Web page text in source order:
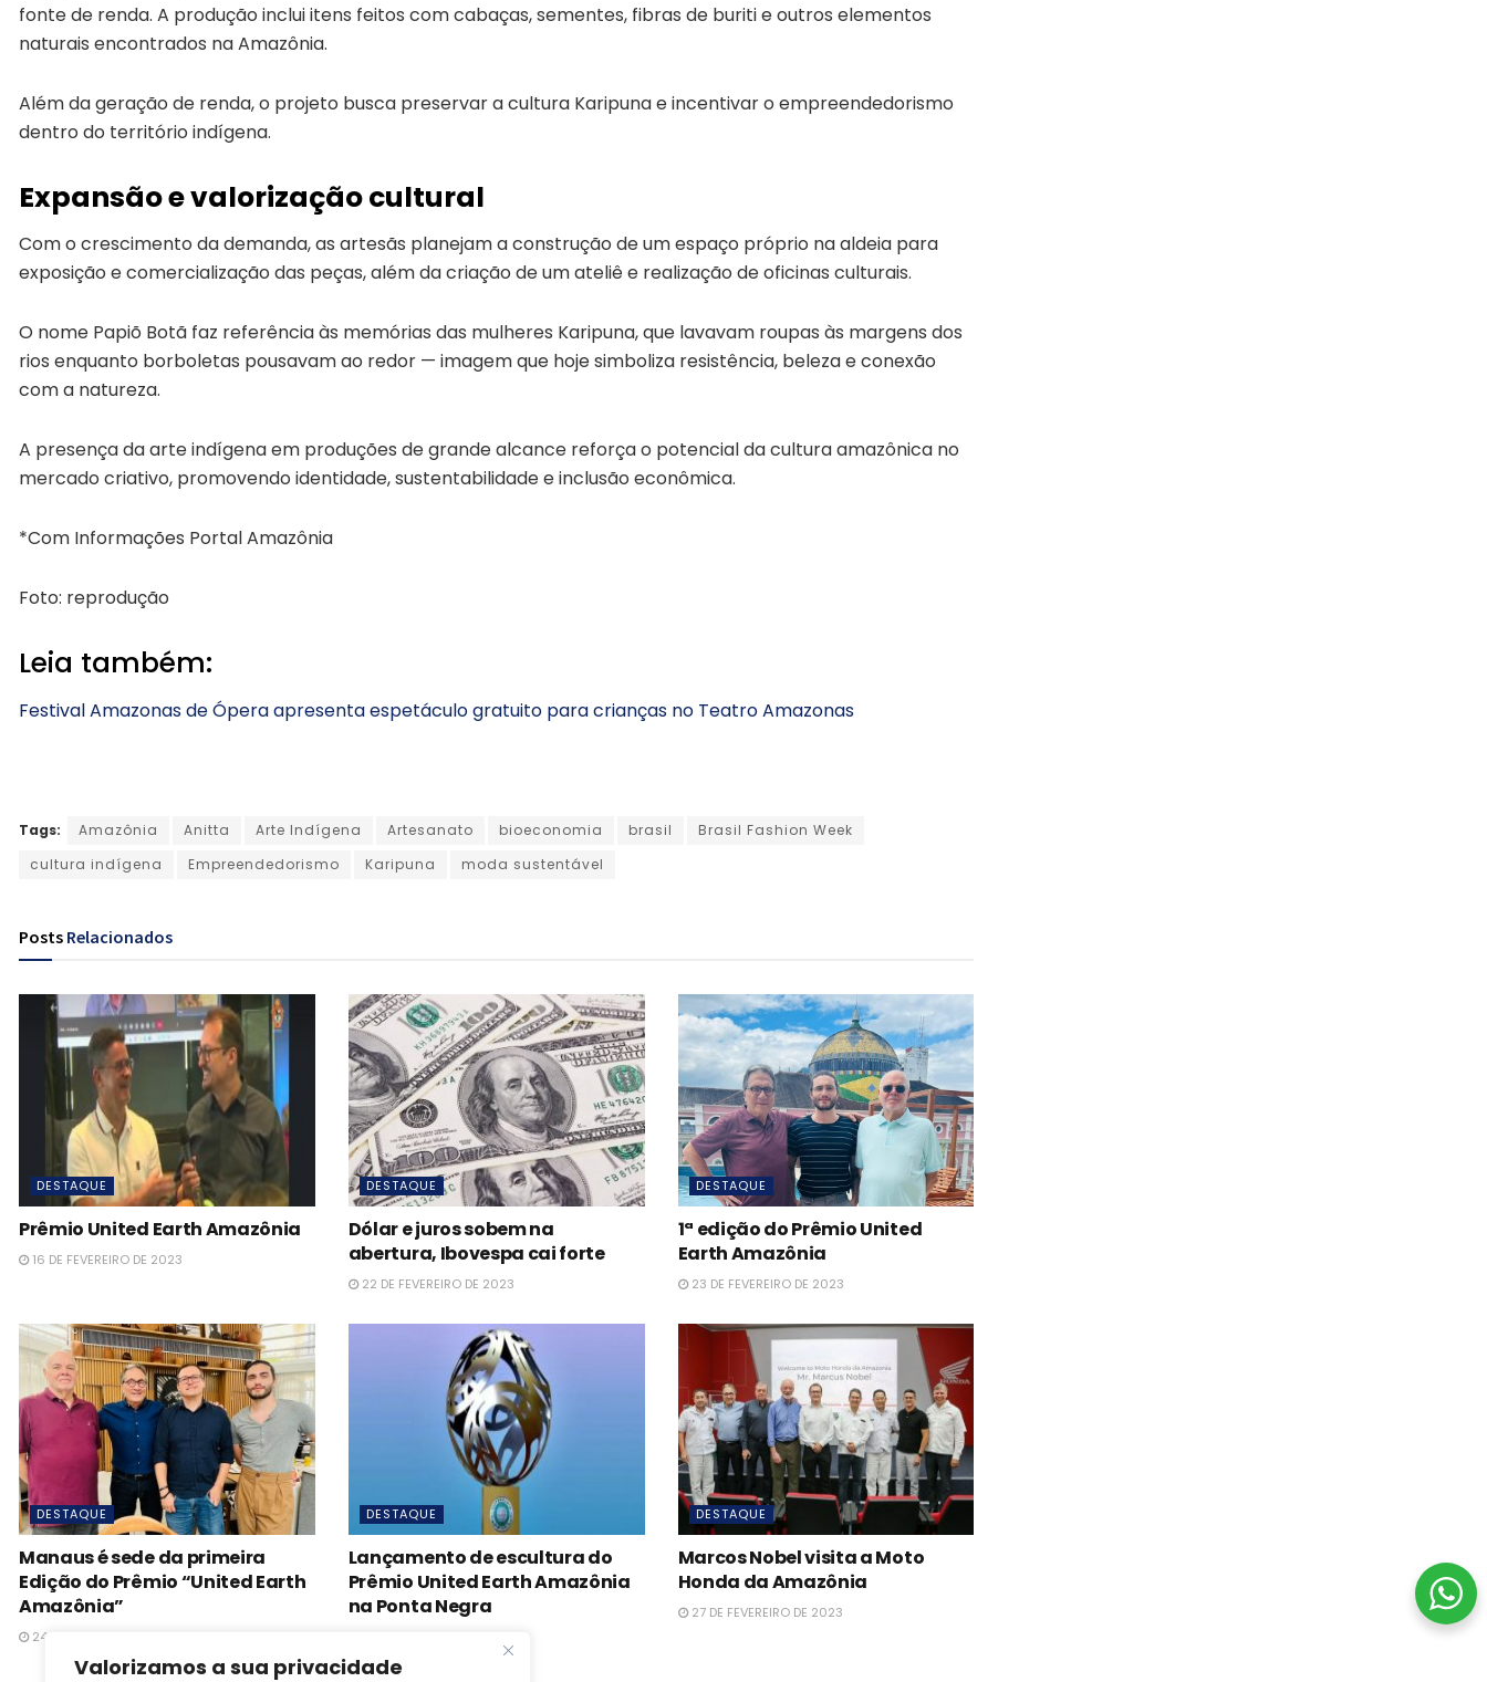
Valorizamos a sua privacidade
fonte de renda. A produção inclui itens feitos com cabaças, sementes, fibras de buriti e outros elementos
naturais encontrados na Amazônia.
Além da geração de renda, o projeto busca preservar a cultura Karipuna e incentivar o empreendedorismo
dentro do território indígena.
Expansão e valorização cultural
Com o crescimento da demanda, as artesãs planejam a construção de um espaço próprio na aldeia para
exposição e comercialização das peças, além da criação de um ateliê e realização de oficinas culturais.
O nome Papiõ Botã faz referência às memórias das mulheres Karipuna, que lavavam roupas às margens dos
rios enquanto borboletas pousavam ao redor — imagem que hoje simboliza resistência, beleza e conexão
com a natureza.
A presença da arte indígena em produções de grande alcance reforça o potencial da cultura amazônica no
mercado criativo, promovendo identidade, sustentabilidade e inclusão econômica.
*Com Informações Portal Amazônia
Foto: reprodução
Leia também:
Festival Amazonas de Ópera apresenta espetáculo gratuito para crianças no Teatro Amazonas
Tags: Amazônia Anitta Arte Indígena Artesanato bioeconomia brasil
Brasil Fashion Week
cultura indígena
Empreendedorismo Karipuna moda sustentável
Posts Relacionados
DESTAQUE
Prêmio United Earth Amazônia
16 DE FEVEREIRO DE 2023
DESTAQUE
Dólar e juros sobem na
abertura, Ibovespa cai forte
22 DE FEVEREIRO DE 2023
DESTAQUE
1ª edição do Prêmio United
Earth Amazônia
23 DE FEVEREIRO DE 2023
DESTAQUE
Manaus é sede da primeira
Edição do Prêmio “United Earth
Amazônia”
24 DE FEVEREIRO DE 2023
DESTAQUE
Lançamento de escultura do
Prêmio United Earth Amazônia
na Ponta Negra
DESTAQUE
Marcos Nobel visita a Moto
Honda da Amazônia
27 DE FEVEREIRO DE 2023